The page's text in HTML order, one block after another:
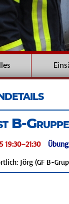
B-Gruppe
19:30–21:30
Jörg (GF B-